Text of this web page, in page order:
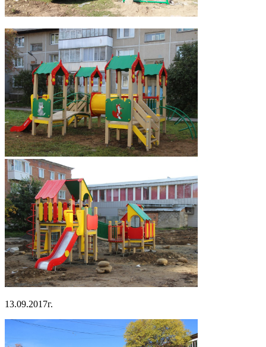
13.09.2017г.